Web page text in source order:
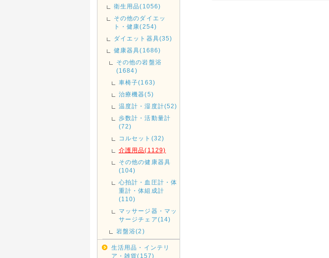
衛生用品(1056)
その他のダイエッ
ト・健康(254)
ダイエット器具(35)
健康器具(1686)
その他の岩盤浴
(1684)
車椅子(163)
治療機器(5)
温度計・湿度計(52)
歩数計・活動量計
(72)
コルセット(32)
介護用品(1129)
その他の健康器具
(104)
心拍計・血圧計・体
重計・体組成計
(110)
マッサージ器・マッ
サージチェア(14)
岩盤浴(2)
生活用品・インテリ
ア・雑貨(157)